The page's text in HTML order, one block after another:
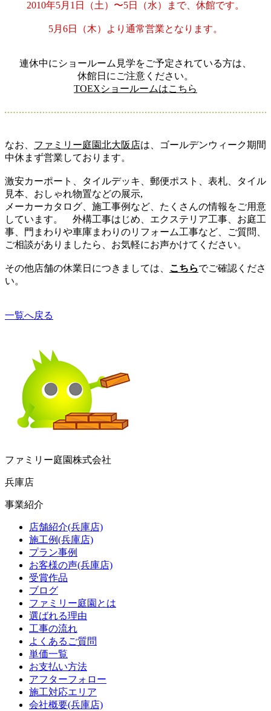
2010年5月1日（土）〜5日（水）まで、休館です。
5月6日（木）より通常営業となります。
連休中にショールーム見学をご予定されている方は、
休館日にご注意ください。
TOEXショールームはこちら
なお、 ファミリー庭園北大阪店は、ゴールデンウィーク期間
中休まず営業しております。
激安カーポート、タイルデッキ、郵便ポスト、表札、タイル
見本、おしゃれ物置などの展示,
メーカーカタログ、施工事例など、たくさんの情報をご用意
しています。 外構工事はじめ、エクステリア工事、お庭工
事、門まわりや車庫まわりのリフォーム工事など、ご質問、
ご相談がありましたら、お気軽にお声かけてください。
その他店舗の休業日につきましては、 こちらでご確認くださ
い。
一覧へ戻る
ファミリー庭園株式会社
兵庫店
事業紹介
店舗紹介(兵庫店)
施工例(兵庫店)
プラン事例
お客様の声(兵庫店)
受賞作品
ブログ
ファミリー庭園とは
選ばれる理由
工事の流れ
よくあるご質問
単価一覧
お支払い方法
アフターフォロー
施工対応エリア
会社概要(兵庫店)